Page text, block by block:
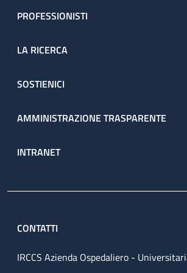
PROFESSIONISTI
LA RICERCA
SOSTIENICI
AMMINISTRAZIONE TRASPARENTE
INTRANET
CONTATTI
IRCCS Azienda Ospedaliero -